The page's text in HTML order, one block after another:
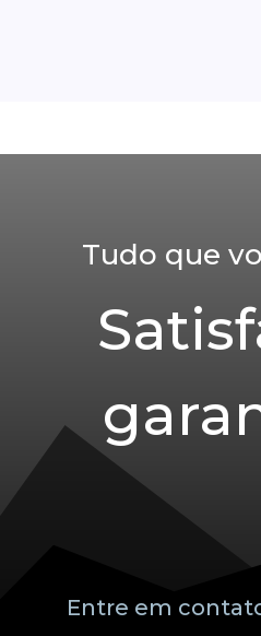
Tudo que
Entre em